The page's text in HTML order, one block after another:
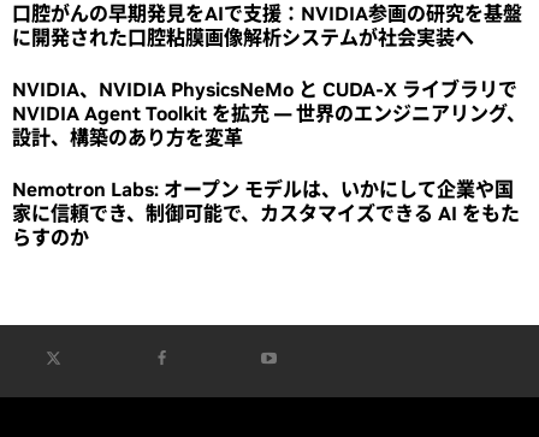
口腔がんの早期発見をAIで支援：NVIDIA参画の研究を基盤
に開発された口腔粘膜画像解析システムが社会実装へ
NVIDIA、NVIDIA PhysicsNeMo と CUDA-X ライブラリで
NVIDIA Agent Toolkit を拡充 ― 世界のエンジニアリング、
設計、構築のあり方を変革
Nemotron Labs: オープン モデルは、いかにして企業や国
家に信頼でき、制御可能で、カスタマイズできる AI をもた
らすのか